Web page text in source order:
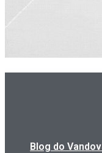
Blog do